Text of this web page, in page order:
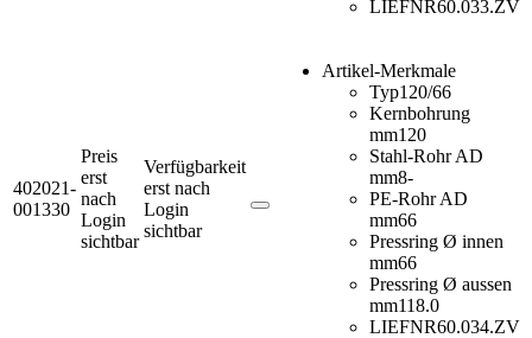
LIEFNR60.033.ZV
402021-
001330
Preis
erst
nach
Login
sichtbar
Verfügbarkeit
erst nach
Login
sichtbar
Artikel-Merkmale
Typ120/66
Kernbohrung
mm120
Stahl-Rohr AD
mm8-
PE-Rohr AD
mm66
Pressring Ø innen
mm66
Pressring Ø aussen
mm118.0
LIEFNR60.034.ZV